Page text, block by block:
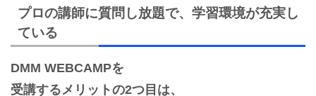
プロの講師に質問し放題で、学習環境が充実し
ている
DMM WEBCAMPを
受講するメリットの2つ目は、